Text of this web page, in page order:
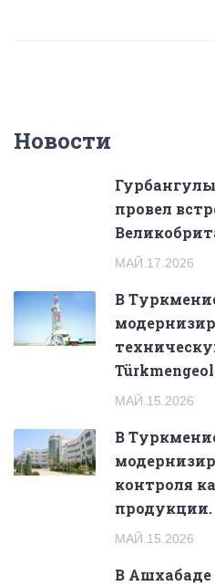
Новости
провел
МАЙ.17.2026
В
МАЙ.15.2026
В
контроля
продукции.
МАЙ.15.2026
В Ашхабаде